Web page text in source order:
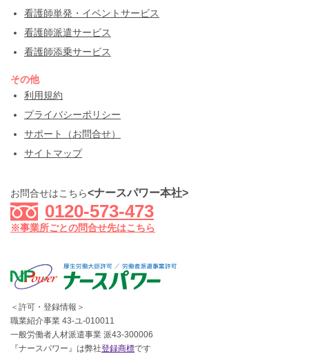
看護師単発・イベントサービス
看護師派遣サービス
看護師添乗サービス
その他
利用規約
プライバシーポリシー
サポート（お問合せ）
サイトマップ
お問合せはこちら<ナースパワー本社>
0120-573-473
※事業所ごとの問合せ先はこちら
＜許可・登録情報＞
職業紹介事業 43-ユ-010011
一般労働者人材派遣事業 派43-300006
『ナースパワー』は弊社登録商標です